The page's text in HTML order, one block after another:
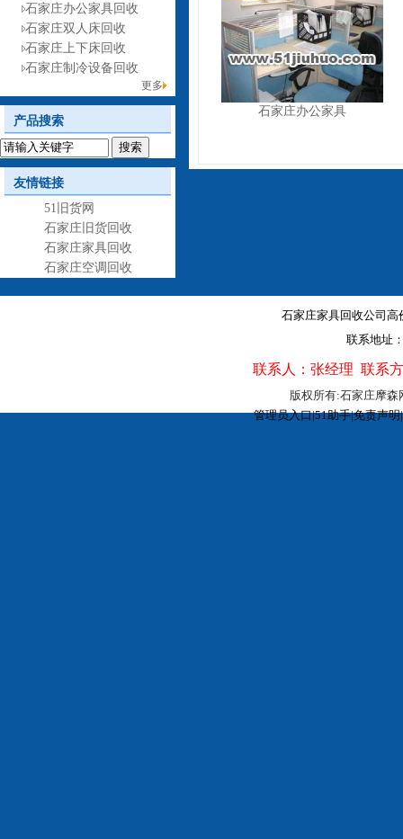
石家庄办公家具回收
石家庄双人床回收
石家庄上下床回收
石家庄制冷设备回收
更多
产品搜索
友情链接
51旧货网
石家庄旧货回收
石家庄家具回收
石家庄空调回收
石家庄办公家具
石家庄家具回收公司高
联系地址
联系人：张经理 联系
版权所有:石家庄摩
管理员入口|51助手|免责声明|